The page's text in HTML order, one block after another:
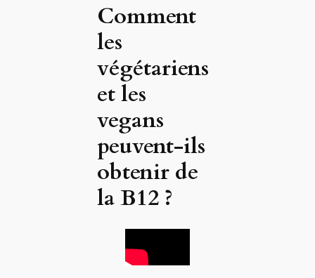
Comment
les
végétariens
et les
vegans
peuvent-ils
obtenir de
la B12 ?